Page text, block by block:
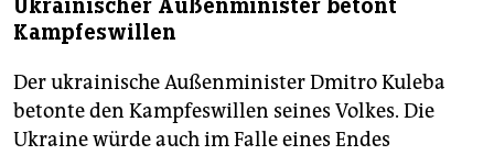
Ukrainischer Außenminister betont
Kampfeswillen
Der ukrainische Außenminister Dmitro Kuleba
betonte den Kampfeswillen seines Volkes. Die
Ukraine würde auch im Falle eines Endes